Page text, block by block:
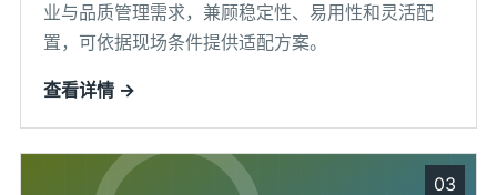
业与品质管理需求，兼顾稳定性、易用性和灵活配
置，可依据现场条件提供适配方案。
查看详情 →
03